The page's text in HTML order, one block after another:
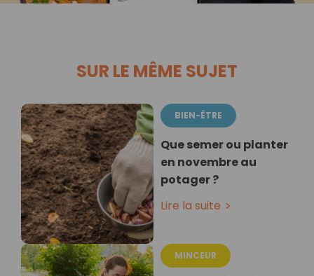
SUR LE MÊME SUJET
BIEN-ÊTRE
Que semer ou planter
en novembre au
potager ?
Lire la suite
MINCEUR